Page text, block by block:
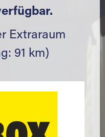
Extraraum
91 km)